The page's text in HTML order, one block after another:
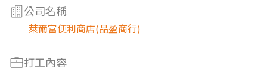
公司名稱
萊爾富便利商店(品盈商行)
打工內容